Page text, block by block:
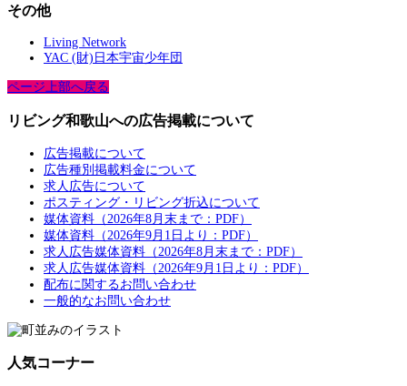
その他
Living Network
YAC (財)日本宇宙少年団
ページ上部へ戻る
リビング和歌山への広告掲載について
広告掲載について
広告種別掲載料金について
求人広告について
ポスティング・リビング折込について
媒体資料（2026年8月末まで：PDF）
媒体資料（2026年9月1日より：PDF）
求人広告媒体資料（2026年8月末まで：PDF）
求人広告媒体資料（2026年9月1日より：PDF）
配布に関するお問い合わせ
一般的なお問い合わせ
人気コーナー